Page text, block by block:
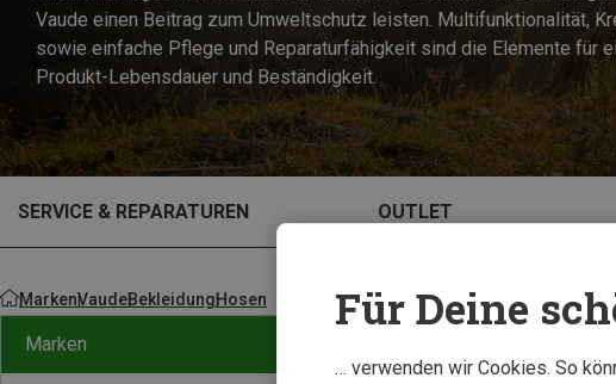
Vaude einen Beitrag zum Umweltschutz leisten. Multifunktionalität,
sowie einfache Pflege und Reparaturfähigkeit sind die Elemente für
Produkt-Lebensdauer und Beständigkeit.
SERVICE & REPARATUREN OUTLET
MarkenVaudeBekleidungHosen
Marken
Für Deine
… verwenden wir Cookies. So